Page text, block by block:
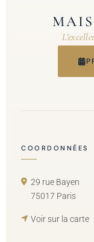
COORDONNÉES
29 rue Bayen
75017 Paris
Voir sur la carte